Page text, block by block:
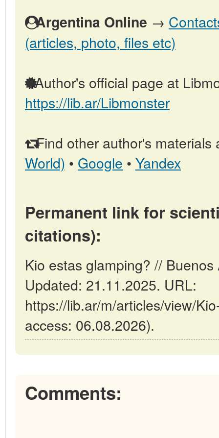
Argentina Online →
(articles, photo, files etc)
Author's official page at
https://lib.ar/Libmonster
Find other author's materials
World) • Google • Yandex
Permanent link for
citations):
Kio estas glamping? //
Updated: 21.11.2025. URL:
https://lib.ar/m/articles/view/
access: 06.08.2026).
Comments: